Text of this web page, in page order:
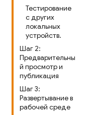
Тестирование
с других
локальных
устройств.
Шаг 2:
Предварительны
й просмотр и
публикация
Шаг 3:
Развертывание в
рабочей среде